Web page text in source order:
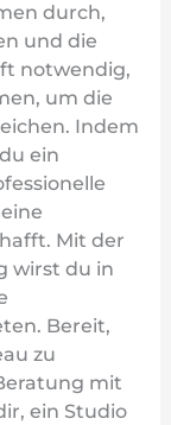
durch,
und die
notwendig,
um die
Indem
ein
Mit der
wirst du in
Bereit,
zu
mit
ein Studio